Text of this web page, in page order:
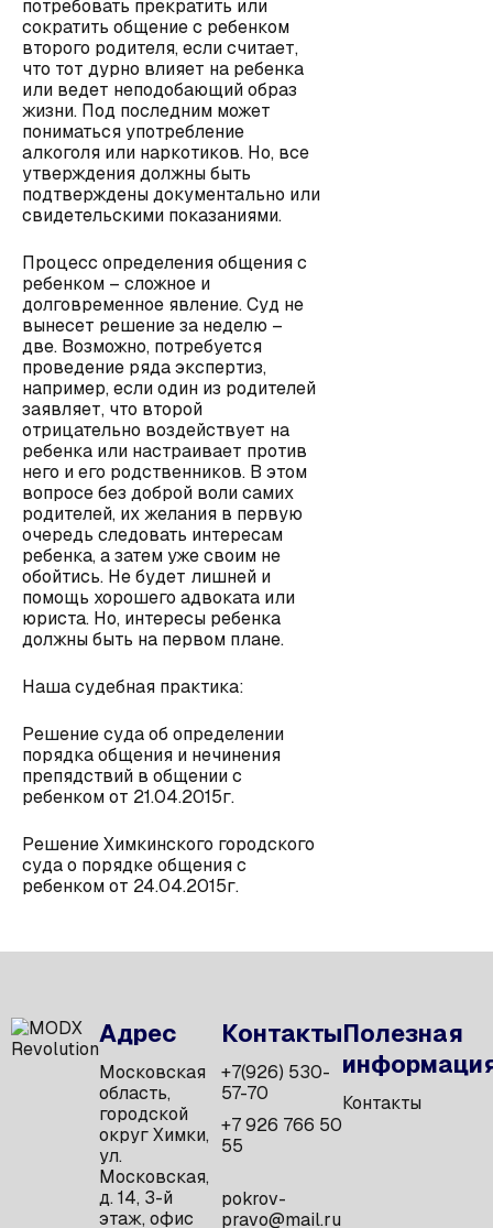
потребовать прекратить или
сократить общение с ребенком
второго родителя, если считает,
что тот дурно влияет на ребенка
или ведет неподобающий образ
жизни. Под последним может
пониматься употребление
алкоголя или наркотиков. Но, все
утверждения должны быть
подтверждены документально или
свидетельскими показаниями.
Процесс определения общения с
ребенком – сложное и
долговременное явление. Суд не
вынесет решение за неделю –
две. Возможно, потребуется
проведение ряда экспертиз,
например, если один из родителей
заявляет, что второй
отрицательно воздействует на
ребенка или настраивает против
него и его родственников. В этом
вопросе без доброй воли самих
родителей, их желания в первую
очередь следовать интересам
ребенка, а затем уже своим не
обойтись. Не будет лишней и
помощь хорошего адвоката или
юриста. Но, интересы ребенка
должны быть на первом плане.
Наша судебная практика:
Решение суда об определении
порядка общения и нечинения
препядствий в общении с
ребенком от 21.04.2015г.
Решение Химкинского городского
суда о порядке общения с
ребенком от 24.04.2015г.
Адрес
Московская
область,
городской
округ Химки,
ул.
Московская,
д. 14, 3-й
этаж, офис
Контакты
+7(926) 530-
57-70
+7 926 766 50
55
pokrov-
pravo@mail.ru
Полезная
Контакты